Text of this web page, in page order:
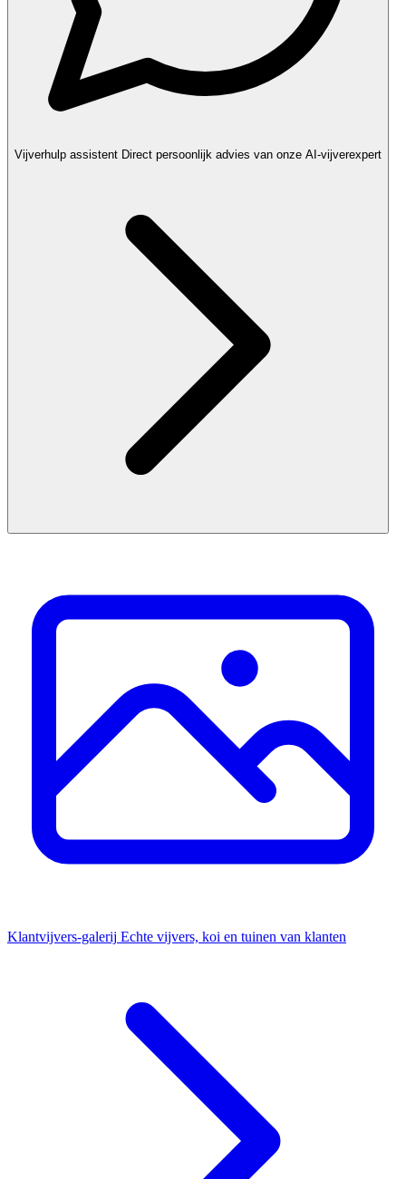
Vijverhulp assistent Direct persoonlijk advies van onze AI-vijverexpert
Klantvijvers-galerij Echte vijvers, koi en tuinen van klanten